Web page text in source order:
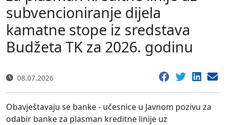
subvencioniranje dijela
kamatne stope iz sredstava
Budžeta TK za 2026. godinu
08.07.2026
Obavještavaju se banke - učesnice u Javnom pozivu za
odabir banke za plasman kreditne linije uz